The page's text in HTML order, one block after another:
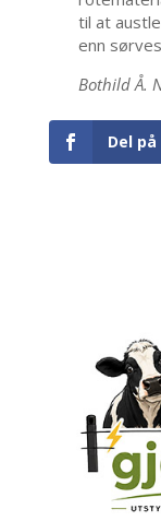
til at
enn
Bothild Å.
Del